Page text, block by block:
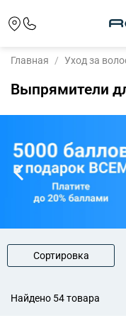
Главная Уход за
Выпрямители
Найдено 54 товара
Сортировка